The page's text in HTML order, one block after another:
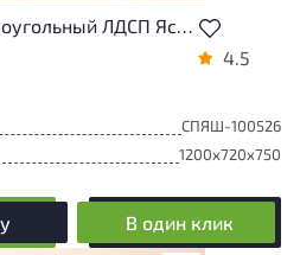
Стол прямоугольный ЛДСП Ясень шимо Россия
4.5
СПЯШ-100526
1200x720x750
В один клик